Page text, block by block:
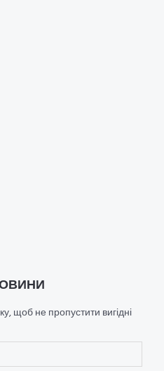
щоб не пропустити вигідні